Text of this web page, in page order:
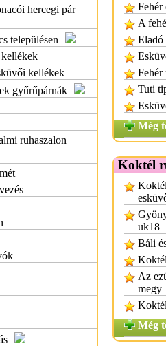
hercegi pár
településen
kellékek
gyűrűpárnák
ruhaszalon
Fehér
A
Eladó
Fehér
Tuti
Még
Koktél
uk18
Báli
Az
megy
Még